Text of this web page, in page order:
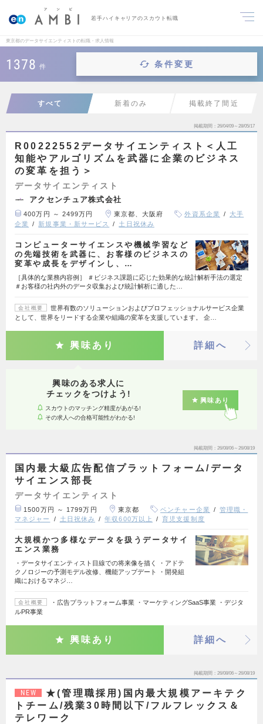
若手ハイキャリアのスカウト転職
東京都のデータサイエンティストの転職・求人情報
1378 件 条件変更
すべて 新着のみ 掲載終了間近
掲載期間 26/04/09～28/05/17
R00222552データサイエンティスト＜人工
知能やアルゴリズムを武器に企業のビジネス
の変革を担う＞
データサイエンティスト
アクセンチュア株式会社
400万円 ～ 2499万円 東京都、大阪府 外資系企業
大手
企業
新規事業・新サービス 土日祝休み
コンピューターサイエンスや機械学習など
の先端技術を武器に、お客様のビジネスの
変革や成長をデザインし、…
［具体的な業務内容例］ ＃ビジネス課題に応じた効果的な統計解析手法の選定
＃お客様の社内外のデータ収集および統計解析に適した…
会社概要
世界有数のソリューションおよびプロフェッショナルサービス企業
として、世界をリードする企業や組織の変革を支援しています。 企…
興味あり 詳細へ
興味のある求人に
チェックをつけよう!
スカウトのマッチング精度があがる!
その求人への合格可能性がわかる!
興味あり
掲載期間 26/08/06～26/08/19
国内最大級広告配信プラットフォーム/データ
サイエンス部長
データサイエンティスト
1500万円 ～ 1799万円 東京都 ベンチャー企業
管理職・
マネジャー
土日祝休み 年収600万以上 育児支援制度
大規模かつ多様なデータを扱うデータサイ
エンス業務
・データサイエンティスト目線での将来像を描く ・アドテ
クノロジーの予測モデル改修、機能アップデート ・開発組
織におけるマネジ…
会社概要
・広告プラットフォーム事業 ・マーケティングSaaS事業 ・デジタ
ルPR事業
興味あり 詳細へ
掲載期間 26/08/06～26/08/19
NEW
★(管理職採用)国内最大規模アーキテク
トチーム/残業30時間以下/フルフレックス＆
テレワーク